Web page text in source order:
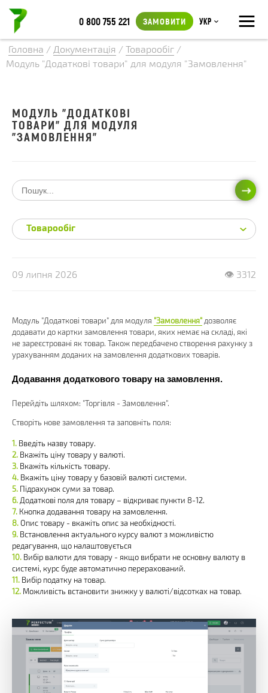
≡
0 800 755 221 ЗАМОВИТИ Укр
Головна / Документація / Товарообіг /
Модуль "Додаткові товари" для модуля "Замовлення"
09 липня 2026 👁 3312
Модуль "Додаткові товари" для модуля "Замовлення" дозволяє
додавати до картки замовлення товари, яких немає на складі, які
не зареєстровані як товар. Також передбачено створення рахунку з
урахуванням доданих на замовлення додаткових товарів.
Додавання додаткового товару на замовлення.
Перейдіть шляхом: "Торгівля - Замовлення".
Створіть нове замовлення та заповніть поля:
Введіть назву товару.
Вкажіть ціну товару у валюті.
Вкажіть кількість товару.
Вкажіть ціну товару у базовій валюті системи.
Підрахунок суми за товар.
Додаткові поля для товару – відкриває пункти 8-12.
Кнопка додавання товару на замовлення.
Опис товару - вкажіть опис за необхідності.
Встановлення актуального курсу валют з можливістю
редагування, що налаштовується
Вибір валюти для товару - якщо вибрати не основну валюту в
системі, курс буде автоматично перерахований.
Вибір податку на товар.
Можливість встановити знижку у валюті/відсотках на товар.
МОДУЛЬ "ДОДАТКОВІ
ТОВАРИ" ДЛЯ МОДУЛЯ
"ЗАМОВЛЕННЯ"
Товарообіг